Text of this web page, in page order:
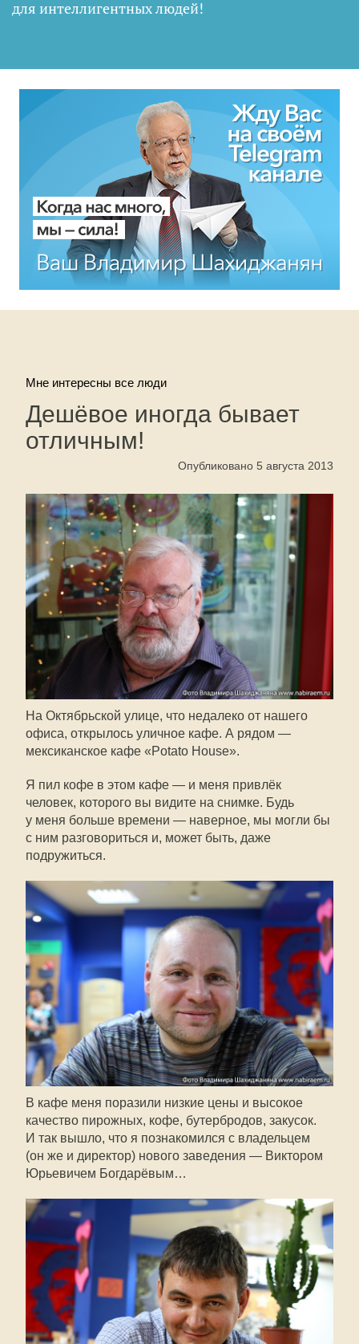
для интеллигентных людей!
Мне интересны все люди
Дешёвое иногда бывает
отличным!
Опубликовано 5 августа 2013
На Октябрьской улице, что недалеко от нашего
офиса, открылось уличное кафе. А рядом —
мексиканское кафе «Potato House».
Я пил кофе в этом кафе — и меня привлёк
человек, которого вы видите на снимке. Будь
у меня больше времени — наверное, мы могли бы
с ним разговориться и, может быть, даже
подружиться.
В кафе меня поразили низкие цены и высокое
качество пирожных, кофе, бутербродов, закусок.
И так вышло, что я познакомился с владельцем
(он же и директор) нового заведения — Виктором
Юрьевичем Богдарёвым…